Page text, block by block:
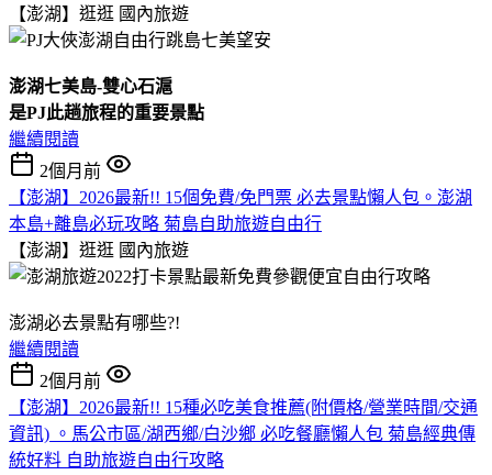
【澎湖】逛逛 國內旅遊
澎湖七美島-雙心石滬
是PJ此趟旅程的重要景點
繼續閱讀
2個月前
【澎湖】2026最新!! 15個免費/免門票 必去景點懶人包。澎湖
本島+離島必玩攻略 菊島自助旅遊自由行
【澎湖】逛逛 國內旅遊
澎湖必去景點有哪些?!
繼續閱讀
2個月前
【澎湖】2026最新!! 15種必吃美食推薦(附價格/營業時間/交通
資訊) 。馬公市區/湖西鄉/白沙鄉 必吃餐廳懶人包 菊島經典傳
統好料 自助旅遊自由行攻略